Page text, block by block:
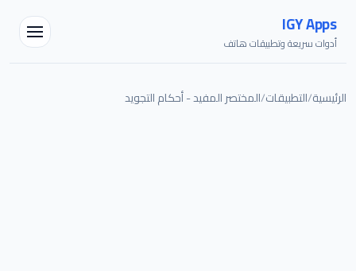
IGY Apps
أدوات سريعة وتطبيقات هاتف
الرئيسية/التطبيقات/المختصر المفيد - أحكام التجويد